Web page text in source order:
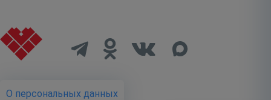
О персональных данных